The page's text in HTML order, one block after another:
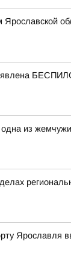
из
Ярославля